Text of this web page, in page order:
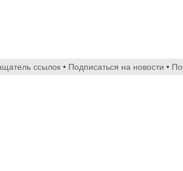
ссылок • Подписаться на новости •